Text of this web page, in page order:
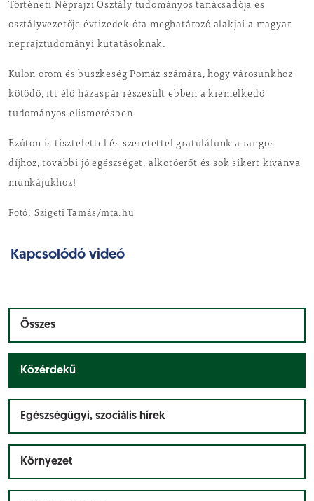
Történeti Néprajzi Osztály tudományos tanácsadója és
osztályvezetője évtizedek óta meghatározó alakjai a magyar
néprajztudományi kutatásoknak.
Külön öröm és büszkeség Pomáz számára, hogy városunkhoz
kötődő, itt élő házaspár részesült ebben a kiemelkedő
tudományos elismerésben.
Ezúton is tisztelettel és szeretettel gratulálunk a rangos
díjhoz, további jó egészséget, alkotóerőt és sok sikert kívánva
munkájukhoz!
Fotó: Szigeti Tamás/mta.hu
Kapcsolódó videó
Összes
Közérdekű
Egészségügyi, szociális hírek
Környezet